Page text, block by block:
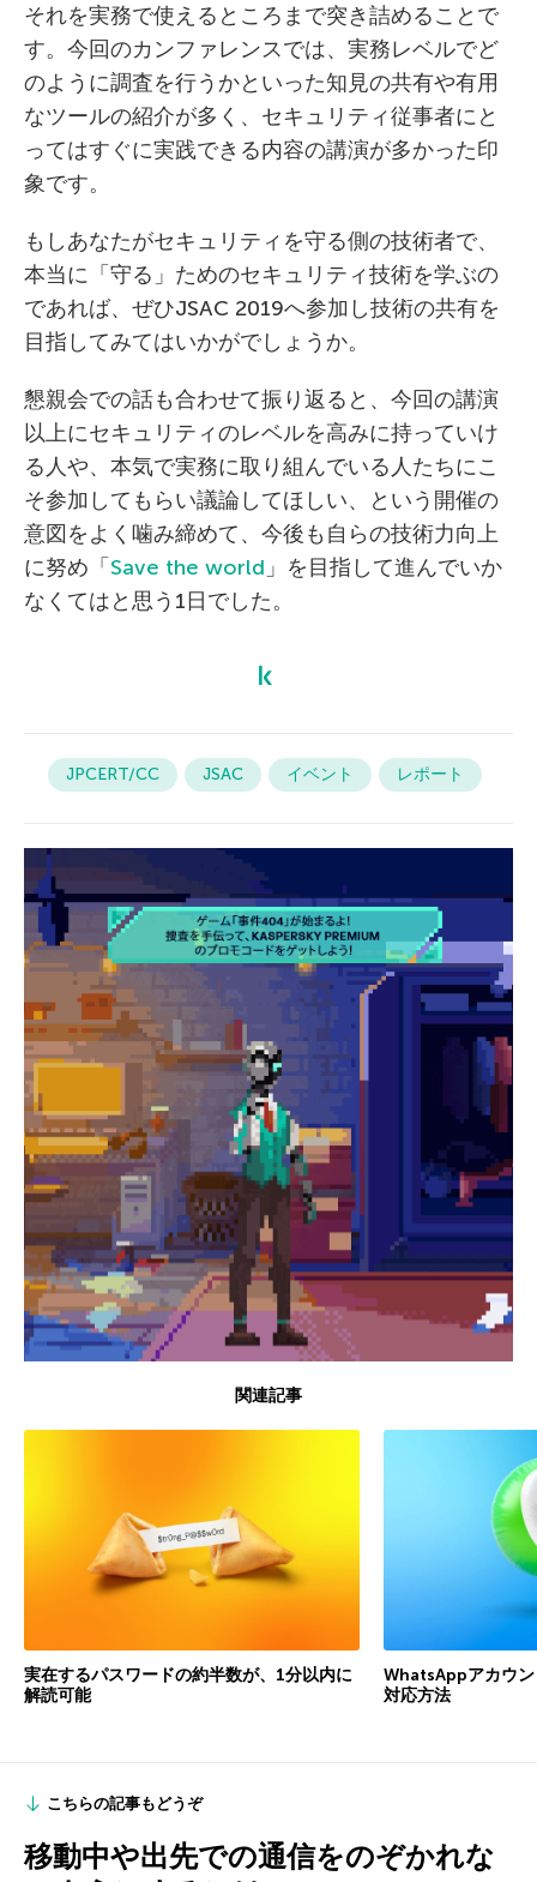
それを実務で使えるところまで突き詰めることで
す。今回のカンファレンスでは、実務レベルでど
のように調査を行うかといった知見の共有や有用
なツールの紹介が多く、セキュリティ従事者にと
ってはすぐに実践できる内容の講演が多かった印
象です。
もしあなたがセキュリティを守る側の技術者で、
本当に「守る」ためのセキュリティ技術を学ぶの
であれば、ぜひJSAC 2019へ参加し技術の共有を
目指してみてはいかがでしょうか。
懇親会での話も合わせて振り返ると、今回の講演
以上にセキュリティのレベルを高みに持っていけ
る人や、本気で実務に取り組んでいる人たちにこ
そ参加してもらい議論してほしい、という開催の
意図をよく噛み締めて、今後も自らの技術力向上
に努め「Save the world 」を目指して進んでいか
なくてはと思う1日でした。
JPCERT/CC JSAC イベント レポート
関連記事
実在するパスワードの約半数が、1分以内に
解読可能
WhatsAppアカウ
対応方法
こちらの記事もどうぞ
移動中や出先での通信をのぞかれな